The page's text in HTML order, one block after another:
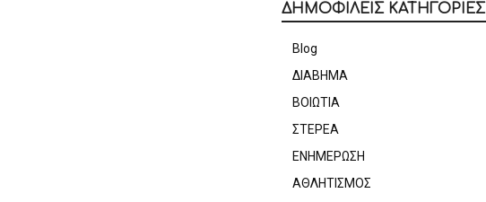
ΔΗΜΟΦΙΛΕΙΣ ΚΑΤΗΓΟΡΙΕΣ
Blog
ΔΙΑΒΗΜΑ
ΒΟΙΩΤΙΑ
ΣΤΕΡΕΑ
ΕΝΗΜΕΡΩΣΗ
ΑΘΛΗΤΙΣΜΟΣ